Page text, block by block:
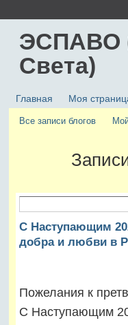
ЭСПАВО
Света)
Главная Моя
Все записи блогов
С Наступающим
добра и любви в
Пожелания к
С Наступающим